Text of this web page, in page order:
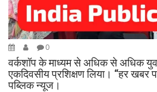
0
वर्कशॉप के माध्यम से अधिक से अधिक
एकदिवसीय प्रशिक्षण लिया। “हर खबर
पब्लिक न्यूज।